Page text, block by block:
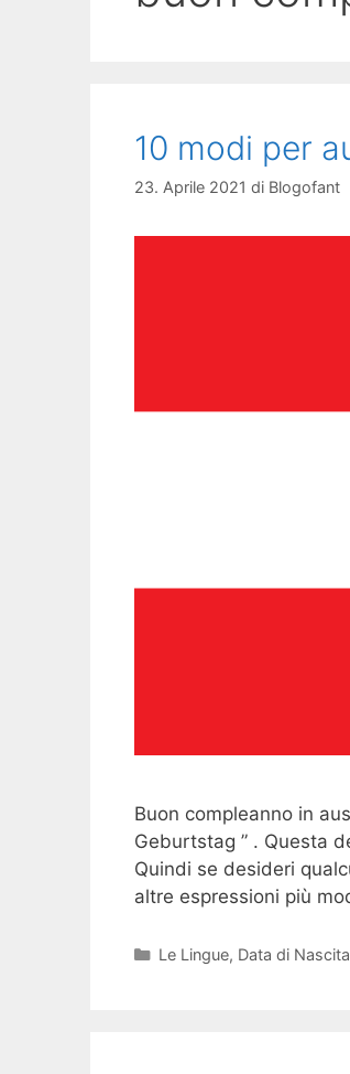
10 modi per
23. Aprile 2021 di Blogofant
Buon compleanno in
Geburtstag ” . Questa
Quindi se desideri
altre espressioni più
Categorie
Le Lingue, Data di Nascita